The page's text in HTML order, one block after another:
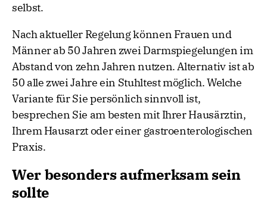
selbst.
Nach aktueller Regelung können Frauen und
Männer ab 50 Jahren zwei Darmspiegelungen im
Abstand von zehn Jahren nutzen. Alternativ ist ab
50 alle zwei Jahre ein Stuhltest möglich. Welche
Variante für Sie persönlich sinnvoll ist,
besprechen Sie am besten mit Ihrer Hausärztin,
Ihrem Hausarzt oder einer gastroenterologischen
Praxis.
Wer besonders aufmerksam sein
sollte